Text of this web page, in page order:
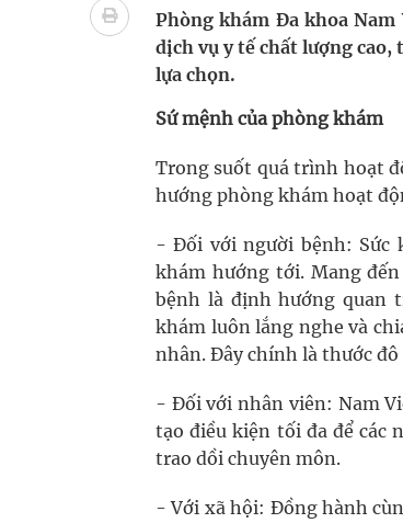
Ung thư thận: Nguy hiểm vì tiến
Nhiều chuỗi hoạt động lớn được diễn
Tiếp tục rà soát, triển khai các
Lâm Đồng: Quyết tâm đưa sân bay
Tác Dụng Chống Kết Tập Tiểu Cầu
Quan Bằng Chứng Dược Lý Và Cơ Chế
Xây dựng bản đồ mạng lưới cấp cứu
Phòng khám Đa khoa
dịch vụ y tế chất lượng
lựa chọn.
Sứ mệnh của phòng khám
Trong suốt quá trình hoạt
hướng phòng khám hoạt
- Đối với người bệnh: Sức
khám hướng tới. Mang
bệnh là định hướng quan
khám luôn lắng nghe và
nhân. Đây chính là thước
- Đối với nhân viên: Nam
tạo điều kiện tối đa để các
trao dồi chuyên môn.
- Với xã hội: Đồng hành